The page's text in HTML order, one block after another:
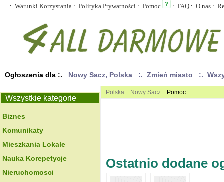
:. Warunki Korzystania :. Polityka Prywatności :. Pomoc :. FAQ :. O nas :.
Ogłoszenia dla :. Nowy Sacz, Polska :. Zmień miasto :.
Wszystkie kategorie
Biznes
Komunikaty
Mieszkania Lokale
Nauka Korepetycje
Nieruchomosci
Polska :. Nowy Sacz :. Pomoc
Ostatnio dodane